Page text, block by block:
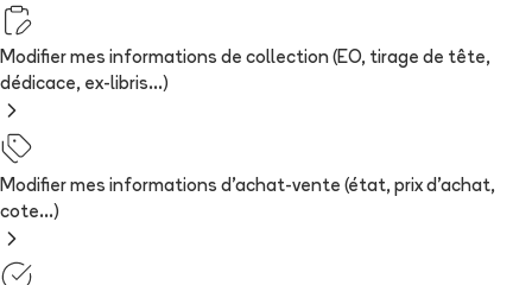
Modifier mes informations de collection (EO, tirage de tête,
dédicace, ex-libris...)
Modifier mes informations d'achat-vente (état, prix d'achat,
cote...)